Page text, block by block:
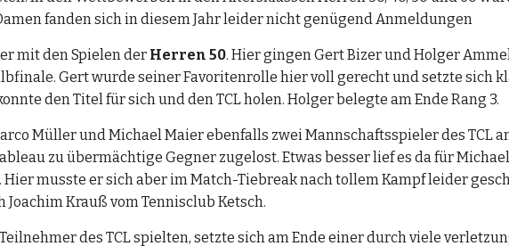
fanden sich in diesem Jahr leider nicht genügend Anmeldungen
mit den Spielen der Herren 50. Hier gingen Gert Bizer und Holger
Gert wurde seiner Favoritenrolle hier voll gerecht und setzte sich
den Titel für sich und den TCL holen. Holger belegte am Ende Rang 3.
Müller und Michael Maier ebenfalls zwei Mannschaftsspieler des TCL
zu übermächtige Gegner zugelost. Etwas besser lief es da für
musste er sich aber im Match-Tiebreak nach tollem Kampf leider
Krauß vom Tennisclub Ketsch.
des TCL spielten, setzte sich am Ende einer durch viele